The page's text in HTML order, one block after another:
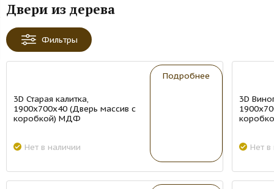
Двери из дерева
Фильтры
3D Старая калитка,
1900х700х40 (Дверь массив с
коробкой) МДФ
Нет в наличии
Подробнее
3D
Нет в